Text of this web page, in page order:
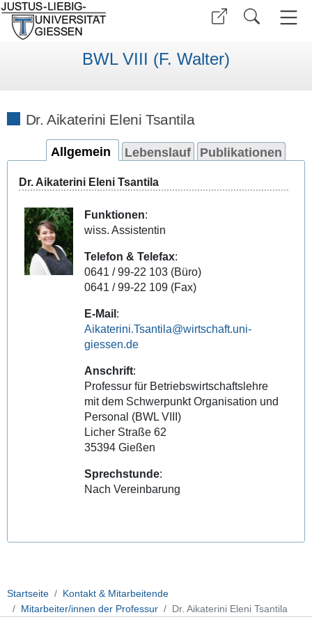
BWL VIII (F. Walter)
Dr. Aikaterini Eleni Tsantila
Allgemein Lebenslauf Publikationen
Dr. Aikaterini Eleni Tsantila
Funktionen:
wiss. Assistentin
Telefon & Telefax:
0641 / 99-22 103 (Büro)
0641 / 99-22 109 (Fax)
E-Mail :
Aikaterini.Tsantila@wirtschaft.uni-
giessen.de
Anschrift:
Professur für Betriebswirtschaftslehre
mit dem Schwerpunkt Organisation und
Personal (BWL VIII)
Licher Straße 62
35394 Gießen
Sprechstunde:
Nach Vereinbarung
Startseite
Kontakt & Mitarbeitende
Mitarbeiter/innen der Professur
Dr. Aikaterini Eleni Tsantila